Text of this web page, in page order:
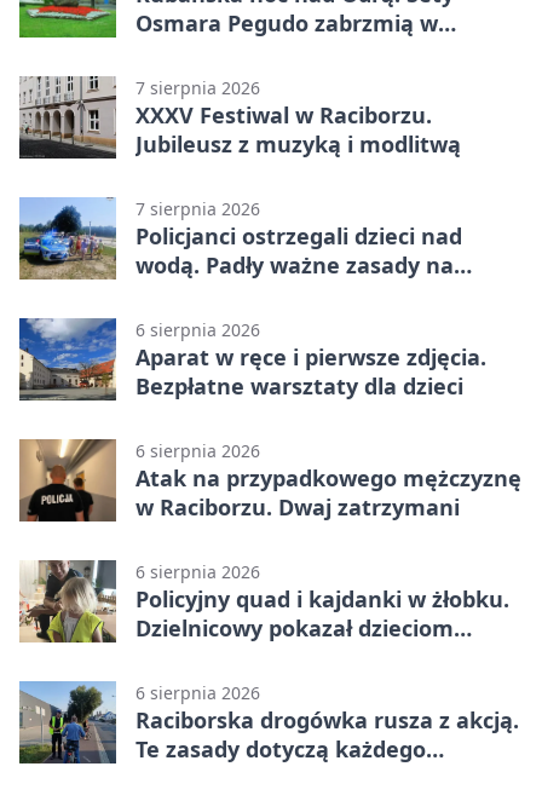
Osmara Pegudo zabrzmią w
7 sierpnia 2026
XXXV Festiwal w Raciborzu.
Jubileusz z muzyką i modlitwą
7 sierpnia 2026
Policjanci ostrzegali dzieci nad
wodą. Padły ważne zasady na
6 sierpnia 2026
Aparat w ręce i pierwsze zdjęcia.
Bezpłatne warsztaty dla dzieci
6 sierpnia 2026
Atak na przypadkowego mężczyznę
w Raciborzu. Dwaj zatrzymani
6 sierpnia 2026
Policyjny quad i kajdanki w żłobku.
Dzielnicowy pokazał dzieciom
6 sierpnia 2026
Raciborska drogówka rusza z akcją.
Te zasady dotyczą każdego